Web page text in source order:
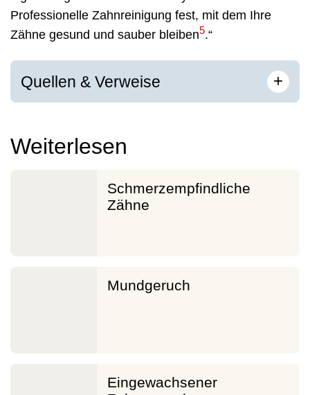
Professionelle Zahnreinigung fest, mit dem Ihre
Zähne gesund und sauber bleiben5.“
Quellen & Verweise +
Weiterlesen
Schmerzempfindliche
Zähne
Mundgeruch
Eingewachsener